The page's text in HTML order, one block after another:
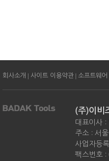
회사소개 | 사이트 이용약관 | 소프트웨
(주)이비
대표이사 :
주소 : 서
사업자등
팩스번호